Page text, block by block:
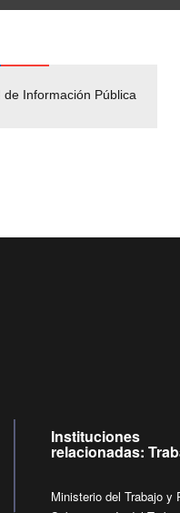
de Información Pública
Empleos
Instituciones
relacionadas:
Ministerio del Trabajo y